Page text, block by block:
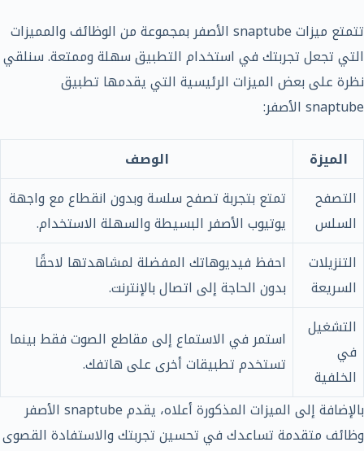
تتمتع ميزات snaptube الأصفر بمجموعة من الوظائف والمميزات
التي تجعل تجربتك في استخدام التطبيق سهلة وممتعة. سنلقي
نظرة على بعض الميزات الرئيسية التي يقدمها تطبيق
snaptube الأصفر:
الميزة
الوصف
التصفح
السلس
تمتع بتجربة تصفح سلسة وبدون انقطاع مع واجهة
يوتيوب الأصفر البسيطة والسهلة الاستخدام.
التنزيلات
السريعة
احفظ فيديوهاتك المفضلة لمشاهدتها لاحقًا
بدون الحاجة إلى اتصال بالإنترنت.
التشغيل
في
الخلفية
استمر في الاستماع إلى مقاطع الصوت فقط بينما
تستخدم تطبيقات أخرى على هاتفك.
بالإضافة إلى الميزات المذكورة أعلاه، يقدم snaptube الأصفر
وظائف متقدمة تساعدك في تحسين تجربتك والاستفادة القصوى